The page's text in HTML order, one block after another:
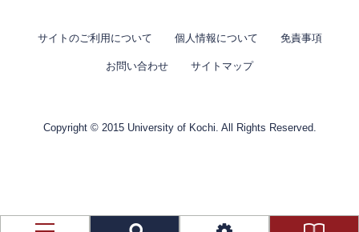
サイトのご利用について 個人情報について 免責事項
お問い合わせ サイトマップ
Copyright © 2015 University of Kochi. All Rights Reserved.